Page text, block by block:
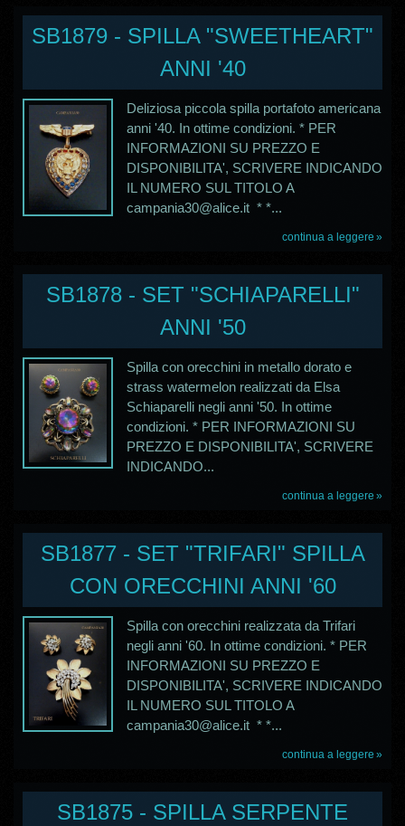
SB1879 - SPILLA "SWEETHEART"
ANNI '40
Deliziosa piccola spilla portafoto americana
anni '40. In ottime condizioni. * PER
INFORMAZIONI SU PREZZO E
DISPONIBILITA', SCRIVERE INDICANDO
IL NUMERO SUL TITOLO A
campania30@alice.it * *...
continua a leggere
SB1878 - SET "SCHIAPARELLI"
ANNI '50
Spilla con orecchini in metallo dorato e
strass watermelon realizzati da Elsa
Schiaparelli negli anni '50. In ottime
condizioni. * PER INFORMAZIONI SU
PREZZO E DISPONIBILITA', SCRIVERE
INDICANDO...
continua a leggere
SB1877 - SET "TRIFARI" SPILLA
CON ORECCHINI ANNI '60
Spilla con orecchini realizzata da Trifari
negli anni '60. In ottime condizioni. * PER
INFORMAZIONI SU PREZZO E
DISPONIBILITA', SCRIVERE INDICANDO
IL NUMERO SUL TITOLO A
campania30@alice.it * *...
continua a leggere
SB1875 - SPILLA SERPENTE